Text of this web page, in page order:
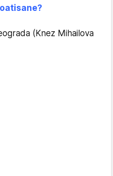
(Knez Mihailova